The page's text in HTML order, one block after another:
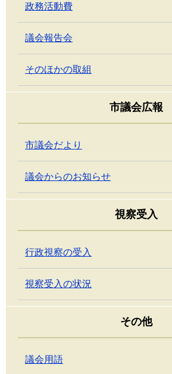
政務活動費
議会報告会
そのほかの取組
市議会広報
市議会だより
議会からのお知らせ
視察受入
行政視察の受入
視察受入の状況
その他
議会用語